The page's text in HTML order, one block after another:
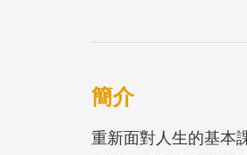
簡介
重新面對人生的基本